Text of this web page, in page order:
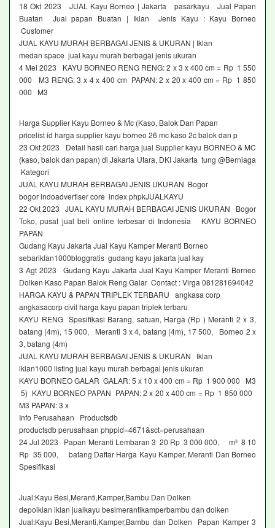
18 Okt 2023 JUAL Kayu Borneo | Jakarta pasarkayu Jual Papan
Buatan Jual papan Buatan | Iklan Jenis Kayu : Kayu Borneo
Customer
JUAL KAYU MURAH BERBAGAI JENIS & UKURAN | Iklan
medan space jual kayu murah berbagai jenis ukuran
4 Mei 2023 KAYU BORNEO RENG RENG: 2 x 3 x 400 cm = Rp 1 550
000 M3 RENG: 3 x 4 x 400 cm PAPAN: 2 x 20 x 400 cm = Rp 1 850
000 M3
Harga Supplier Kayu Borneo & Mc (Kaso, Balok Dan Papan
pricelist id harga supplier kayu borneo 26 mc kaso 2c balok dan p
23 Okt 2023 Detail hasil cari harga jual Supplier kayu BORNEO & MC
(kaso, balok dan papan) di Jakarta Utara, DKI Jakarta tung @Berniaga
Kategori
JUAL KAYU MURAH BERBAGAI JENIS UKURAN Bogor
bogor indoadvertiser core index phpkJUALKAYU
22 Okt 2023 JUAL KAYU MURAH BERBAGAI JENIS UKURAN Bogor
Toko, pusat jual beli online terbesar di Indonesia KAYU BORNEO
PAPAN
Gudang Kayu Jakarta Jual Kayu Kamper Meranti Borneo
sebariklan1000bloggratis gudang kayu jakarta jual kay
3 Agt 2023 Gudang Kayu Jakarta Jual Kayu Kamper Meranti Borneo
Dolken Kaso Papan Balok Reng Galar Contact : Virga 081281694042
HARGA KAYU & PAPAN TRIPLEK TERBARU angkasa corp
angkasacorp civil harga kayu papan triplek terbaru
KAYU RENG Spesifikasi Barang, satuan, Harga (Rp ) Meranti 2 x 3,
batang (4m), 15 000, Meranti 3 x 4, batang (4m), 17 500, Borneo 2 x
3, batang (4m)
JUAL KAYU MURAH BERBAGAI JENIS & UKURAN Iklan
iklan1000 listing jual kayu murah berbagai jenis ukuran
KAYU BORNEO GALAR GALAR: 5 x 10 x 400 cm = Rp 1 900 000 M3
5) KAYU BORNEO PAPAN PAPAN: 2 x 20 x 400 cm = Rp 1 850 000
M3 PAPAN: 3 x
Info Perusahaan Productsdb
productsdb perusahaan phppid=4671&sct=perusahaan
24 Jul 2023 Papan Meranti Lembaran 3 20 Rp 3 000 000, m³ 8 10
Rp 35 000, batang Daftar Harga Kayu Kamper, Meranti Dan Borneo
Spesifikasi
Jual:Kayu Besi,Meranti,Kamper,Bambu Dan Dolken
depoiklan iklan jualkayu besimerantikamperbambu dan dolken
Jual:Kayu Besi,Meranti,Kamper,Bambu dan Dolken Papan Kamper 3